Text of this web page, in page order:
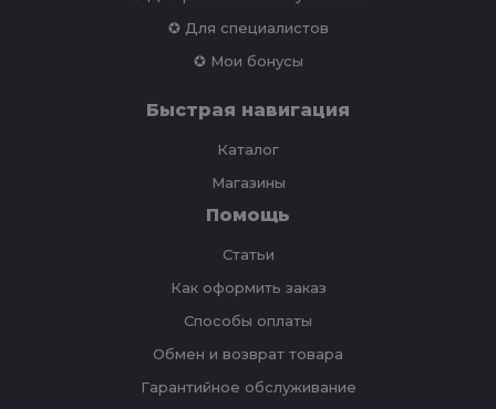
✪ Для специалистов
✪ Мои бонусы
Быстрая навигация
Каталог
Магазины
Помощь
Статьи
Как оформить заказ
Способы оплаты
Обмен и возврат товара
Гарантийное обслуживание